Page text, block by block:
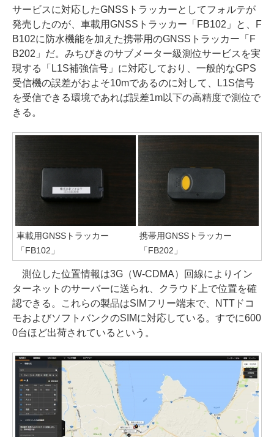
サービスに対応したGNSSトラッカーとしてフォルテが
発売したのが、車載用GNSSトラッカー「FB102」と、F
B102に防水機能を加えた携帯用のGNSSトラッカー「F
B202」だ。みちびきのサブメーター級測位サービスを実
現する「L1S補強信号」に対応しており、一般的なGPS
受信機の誤差がおよそ10mであるのに対して、L1S信号
を受信できる環境であれば誤差1m以下の高精度で測位で
きる。
車載用GNSSトラッカー
「FB102」
携帯用GNSSトラッカー
「FB202」
測位した位置情報は3G（W-CDMA）回線によりイン
ターネットのサーバーに送られ、クラウド上で位置を確
認できる。これらの製品はSIMフリー端末で、NTTドコ
モおよびソフトバンクのSIMに対応している。すでに600
0台ほど出荷されているという。